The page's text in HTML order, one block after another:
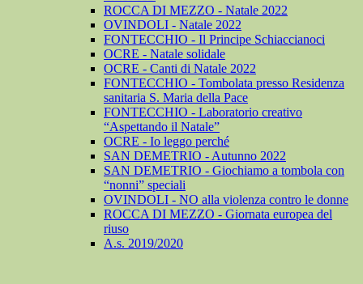
ROCCA DI MEZZO - Natale 2022
OVINDOLI - Natale 2022
FONTECCHIO - Il Principe Schiaccianoci
OCRE - Natale solidale
OCRE - Canti di Natale 2022
FONTECCHIO - Tombolata presso Residenza
sanitaria S. Maria della Pace
FONTECCHIO - Laboratorio creativo
“Aspettando il Natale”
OCRE - Io leggo perché
SAN DEMETRIO - Autunno 2022
SAN DEMETRIO - Giochiamo a tombola con
“nonni” speciali
OVINDOLI - NO alla violenza contro le donne
ROCCA DI MEZZO - Giornata europea del
riuso
A.s. 2019/2020